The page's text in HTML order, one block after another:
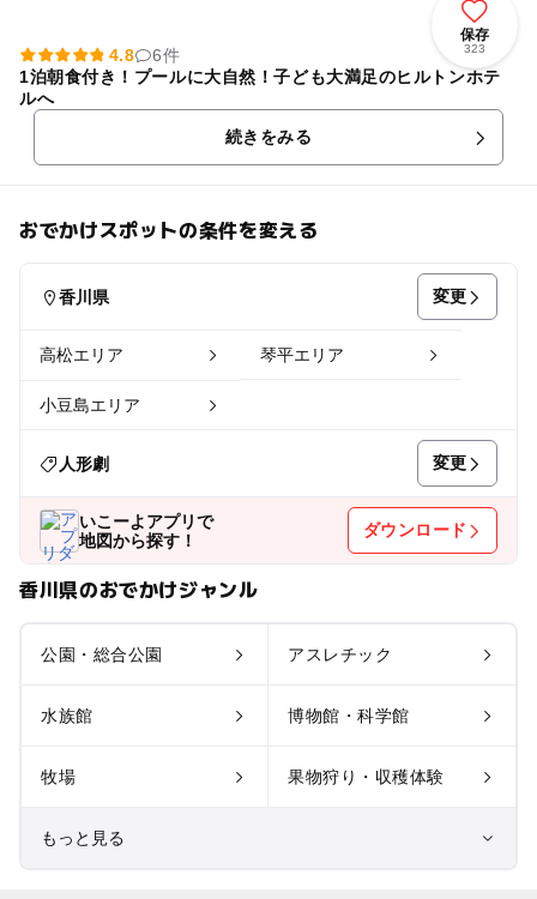
保存
323
4.8
6件
1泊朝食付き！プールに大自然！子ども大満足のヒルトンホテ
ルへ
続きをみる
おでかけスポットの条件を変える
香川県 変更
高松エリア 琴平エリア
小豆島エリア
人形劇 変更
いこーよアプリで
地図から探す！
ダウンロード
香川県のおでかけジャンル
公園・総合公園 アスレチック
水族館 博物館・科学館
牧場 果物狩り・収穫体験
もっと見る